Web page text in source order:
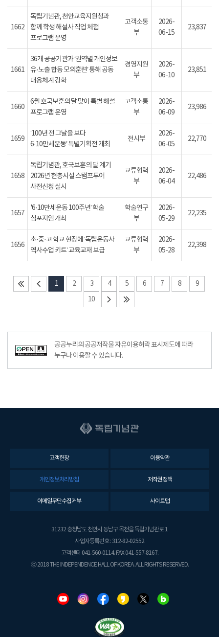
1662
독립기념관, 천안교육지원청과
함께 학생 해설사 직업 체험
프로그램 운영
고객소통
부
2026-
06-15
23,837
1661
36개 공공기관과 ‘권역별 개인정보
유·노출 합동 모의훈련’ 통해 공동
대응체계 강화
경영지원
부
2026-
06-10
23,851
1660
6월 호국보훈의 달 맞이 특별 해설
프로그램 운영
고객소통
부
2026-
06-09
23,986
1659
‘100년 전 그날을 보다
6·10만세운동’ 특별기획전 개최
전시부
2026-
06-05
22,770
1658
독립기념관, 호국보훈의 달 계기
2026년 현충시설 스탬프투어
사전신청 실시
교류협력
부
2026-
06-04
22,486
1657
'6·10만세운동 100주년’ 학술
심포지엄 개최
학술연구
부
2026-
05-29
22,235
1656
초·중·고 학교 현장에 ‘독립운동사
역사수업 키트’ 교육교재 보급
교류협력
부
2026-
05-28
22,398
1 2 3 4 5 6 7 8
9
10
공공누리의 공공저작물 자유이용허락 표시제도에 따라
누구나 이용할 수 있습니다.
고객헌장 이용약관
개인정보처리방침 저작권정책
이메일무단수집거부 사이트맵
31232 충청남도 천안시 동남구 목천읍 독립기념관로 1
사업자등록번호 : 312-82-02552
고객센터 041-560-0114. FAX 041-557-8167.
ⓒ 2018 THE INDEPENDENCE HALL OF KOREA. ALL RIGHTS RESERVED.